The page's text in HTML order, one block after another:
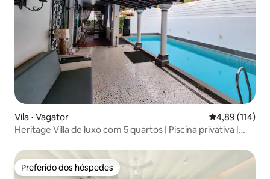
Vila ⋅ Vagator 4,89 de uma
4,89 (114)
Heritage Villa de luxo com 5 quartos | Piscina privativa |
Preferido dos hóspedes
Preferido dos hóspedes